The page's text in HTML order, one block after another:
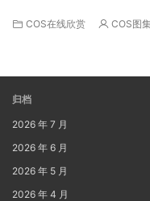
COS在线欣赏 COS图
归档
2026 年 7 月
2026 年 6 月
2026 年 5 月
2026 年 4 月